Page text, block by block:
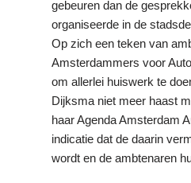
gebeuren dan de
organiseerde in de
Op zich een teken van
Amsterdammers voor
om allerlei huiswerk te
Dijksma niet meer haast
haar Agenda Amsterdam
indicatie dat de daarin
wordt en de ambtenaren